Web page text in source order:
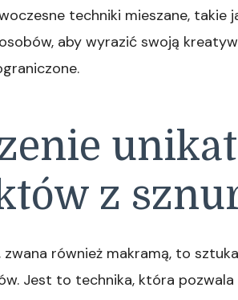
techniki mieszane,
aby wyrazić swoją
z
zwana również makramą, to
Jest to technika, która